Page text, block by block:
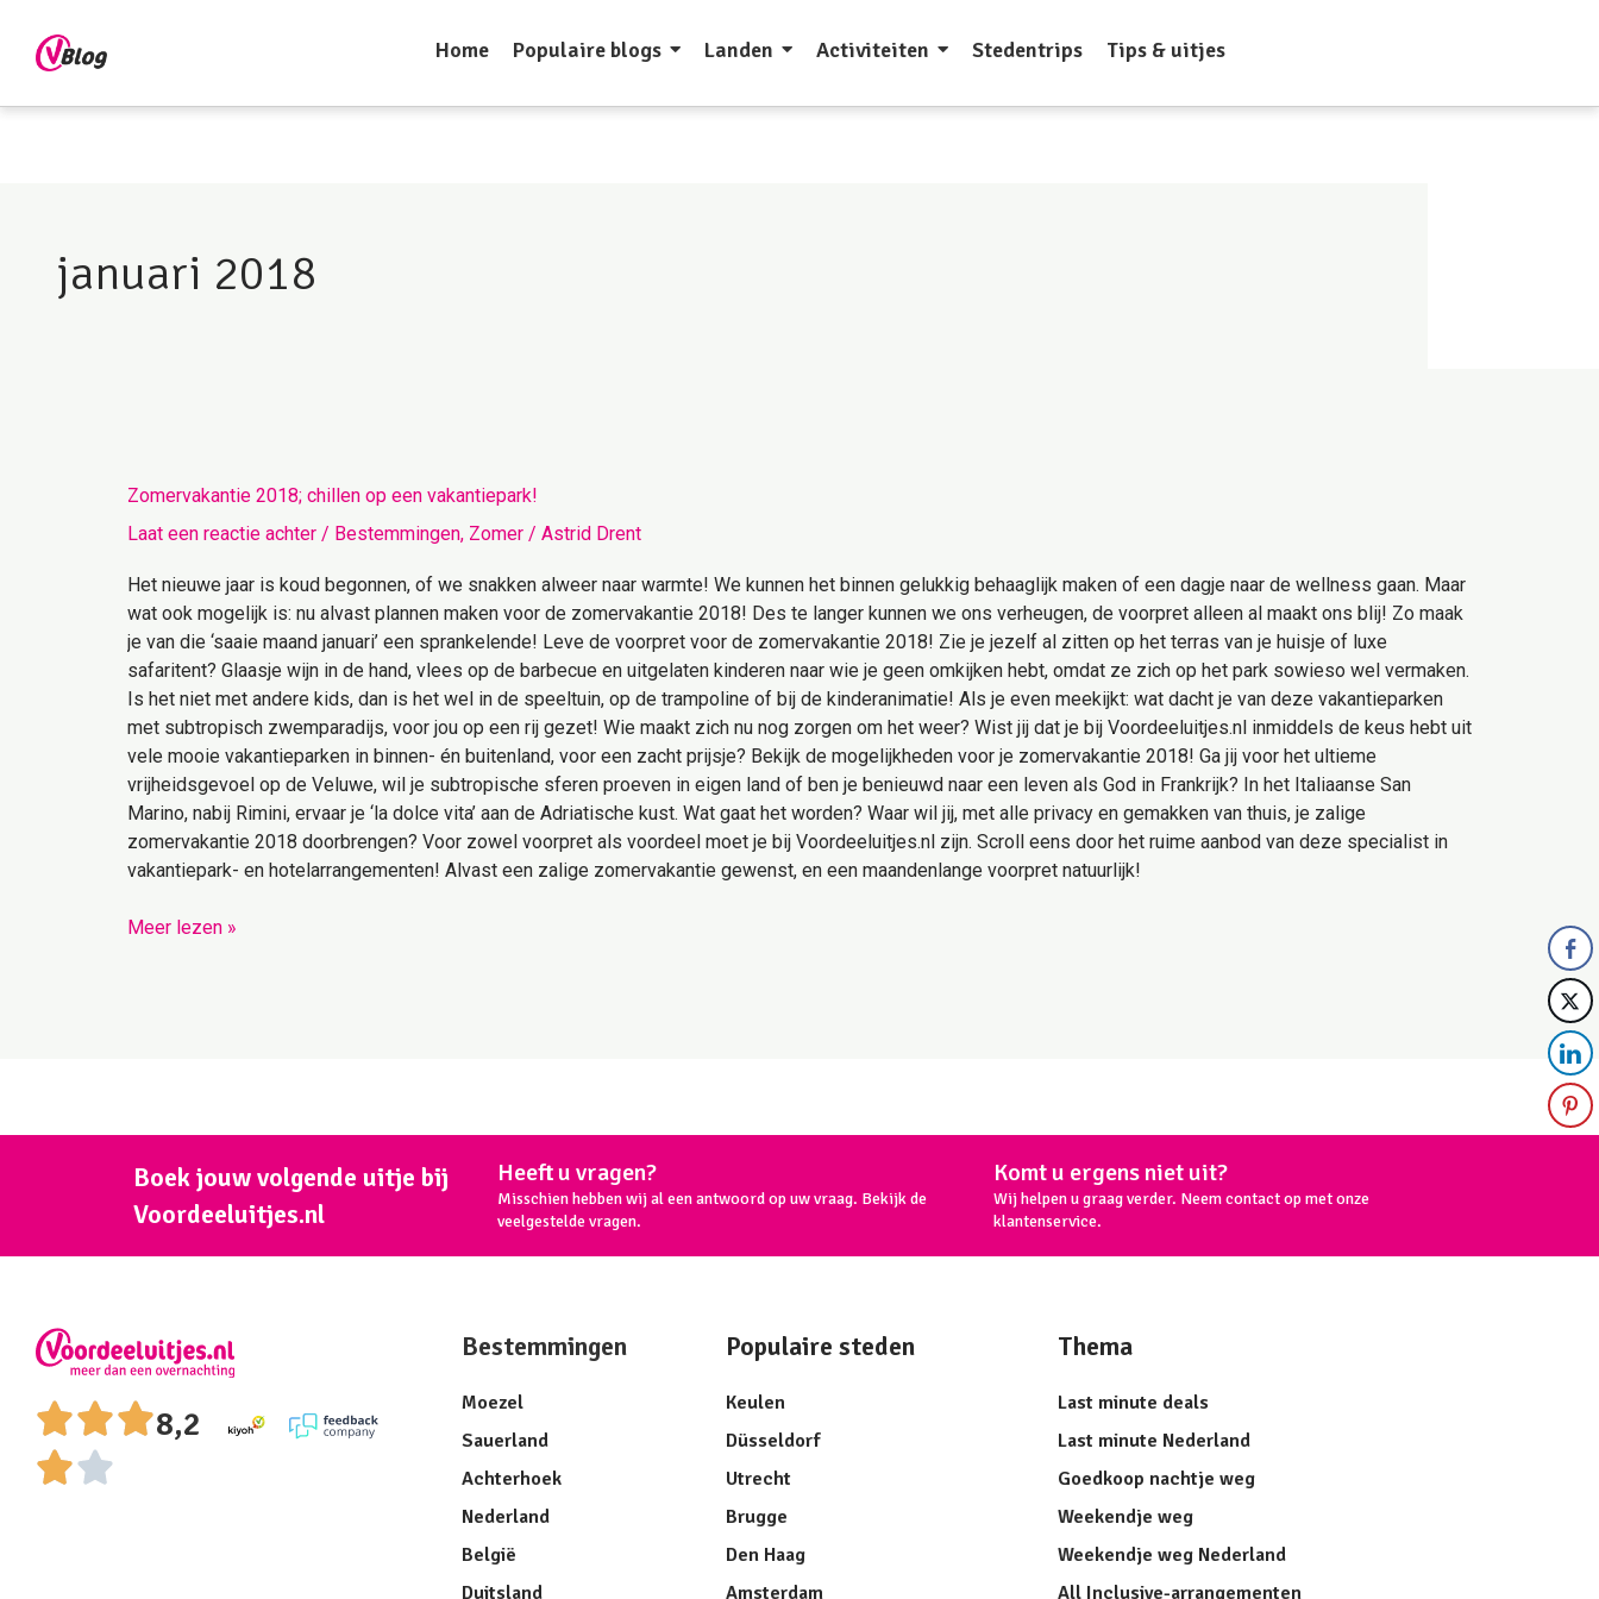
Home Populaire blogs Landen Activiteiten Stedentrips Tips & uitjes
januari 2018
Zomervakantie 2018; chillen op een vakantiepark!
Laat een reactie achter / Bestemmingen, Zomer/ Astrid Drent
Het nieuwe jaar is koud begonnen, of we snakken alweer naar warmte! We kunnen het binnen gelukkig behaaglijk maken of een dagje naar de wellness gaan. Maar
wat ook mogelijk is: nu alvast plannen maken voor de zomervakantie 2018! Des te langer kunnen we ons verheugen, de voorpret alleen al maakt ons blij! Zo maak
je van die ‘saaie maand januari’ een sprankelende! Leve de voorpret voor de zomervakantie 2018! Zie je jezelf al zitten op het terras van je huisje of luxe
safaritent? Glaasje wijn in de hand, vlees op de barbecue en uitgelaten kinderen naar wie je geen omkijken hebt, omdat ze zich op het park sowieso wel vermaken.
Is het niet met andere kids, dan is het wel in de speeltuin, op de trampoline of bij de kinderanimatie! Als je even meekijkt: wat dacht je van deze vakantieparken
met subtropisch zwemparadijs, voor jou op een rij gezet! Wie maakt zich nu nog zorgen om het weer? Wist jij dat je bij Voordeeluitjes.nl inmiddels de keus hebt uit
vele mooie vakantieparken in binnen- én buitenland, voor een zacht prijsje? Bekijk de mogelijkheden voor je zomervakantie 2018! Ga jij voor het ultieme
vrijheidsgevoel op de Veluwe, wil je subtropische sferen proeven in eigen land of ben je benieuwd naar een leven als God in Frankrijk? In het Italiaanse San
Marino, nabij Rimini, ervaar je ‘la dolce vita’ aan de Adriatische kust. Wat gaat het worden? Waar wil jij, met alle privacy en gemakken van thuis, je zalige
zomervakantie 2018 doorbrengen? Voor zowel voorpret als voordeel moet je bij Voordeeluitjes.nl zijn. Scroll eens door het ruime aanbod van deze specialist in
vakantiepark- en hotelarrangementen! Alvast een zalige zomervakantie gewenst, en een maandenlange voorpret natuurlijk!
Zomervakantie
chillen
een
vakantiepark!
Meer lezen »
Boek jouw volgende uitje bij
Voordeeluitjes.nl
Heeft u vragen?
Misschien hebben wij al een antwoord op uw vraag. Bekijk de
veelgestelde vragen.
Komt u ergens niet uit?
Wij helpen u graag verder. Neem contact op met onze
klantenservice.
8,2
Bestemmingen
Moezel
Sauerland
Achterhoek
Nederland
België
Duitsland
Populaire steden
Keulen
Düsseldorf
Utrecht
Brugge
Den Haag
Amsterdam
Thema
Last minute deals
Last minute Nederland
Goedkoop nachtje weg
Weekendje weg
Weekendje weg Nederland
All Inclusive-arrangementen